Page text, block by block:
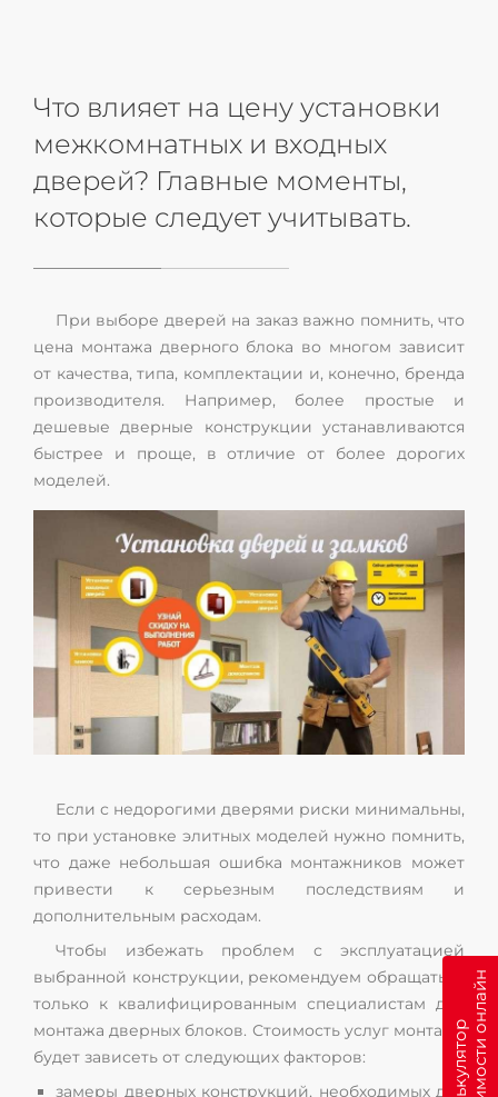
Что влияет на цену установки
межкомнатных и входных
дверей? Главные моменты,
которые следует учитывать.
При выборе дверей на заказ важно помнить, что
цена монтажа дверного блока во многом зависит
от качества, типа, комплектации и, конечно, бренда
производителя. Например, более простые и
дешевые дверные конструкции устанавливаются
быстрее и проще, в отличие от более дорогих
моделей.
Если с недорогими дверями риски минимальны,
то при установке элитных моделей нужно помнить,
что даже небольшая ошибка монтажников может
привести к серьезным последствиям и
дополнительным расходам.
Чтобы избежать проблем с эксплуатацией
выбранной конструкции, рекомендуем обращаться
только к квалифицированным специалистам для
монтажа дверных блоков. Стоимость услуг монтажа
будет зависеть от следующих факторов:
замеры дверных конструкций, необходимых дляК
а
л
ь
к
у
л
я
т
о
р
с
т
о
и
м
о
с
т
и
о
н
л
а
йн